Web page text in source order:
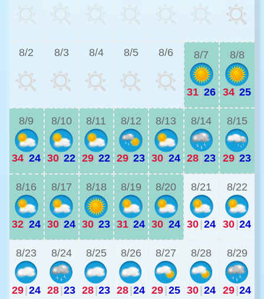
8/2 8/3 8/4 8/5 8/6 8/7
31|26
8/8
34|25
8/9
34|24
8/10
30|22
8/11
29|22
8/12
29|23
8/13
30|24
8/14
28|23
8/15
29|23
8/16
32|24
8/17
30|24
8/18
30|23
8/19
31|24
8/20
30|24
8/21
30|24
8/22
30|24
8/23
29|24
8/24
28|23
8/25
28|23
8/26
28|24
8/27
29|25
8/28
30|24
8/29
29|24